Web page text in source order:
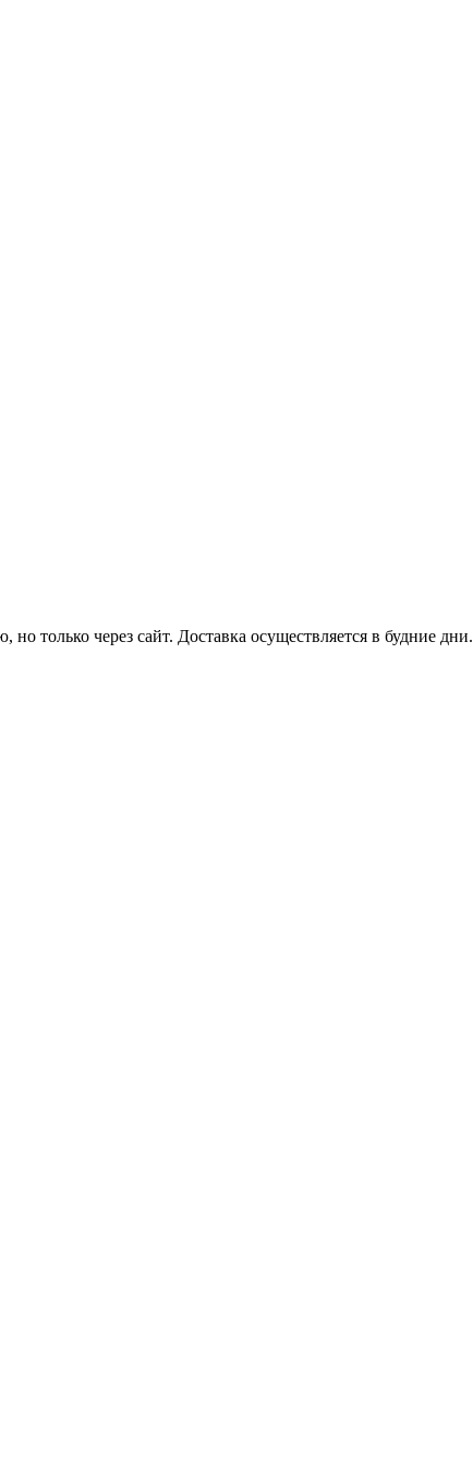
только через сайт. Доставка осуществляется в будние дни.